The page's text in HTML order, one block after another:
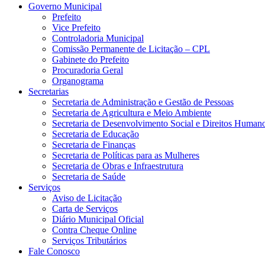
Governo Municipal
Prefeito
Vice Prefeito
Controladoria Municipal
Comissão Permanente de Licitação – CPL
Gabinete do Prefeito
Procuradoria Geral
Organograma
Secretarias
Secretaria de Administração e Gestão de Pessoas
Secretaria de Agricultura e Meio Ambiente
Secretaria de Desenvolvimento Social e Direitos
Secretaria de Educação
Secretaria de Finanças
Secretaria de Políticas para as Mulheres
Secretaria de Obras e Infraestrutura
Secretaria de Saúde
Serviços
Aviso de Licitação
Carta de Serviços
Diário Municipal Oficial
Contra Cheque Online
Serviços Tributários
Fale Conosco